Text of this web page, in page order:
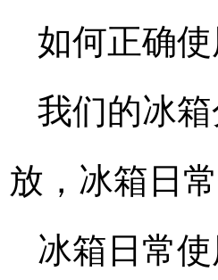
如何正确
我们的冰
放，冰箱日
冰箱日常